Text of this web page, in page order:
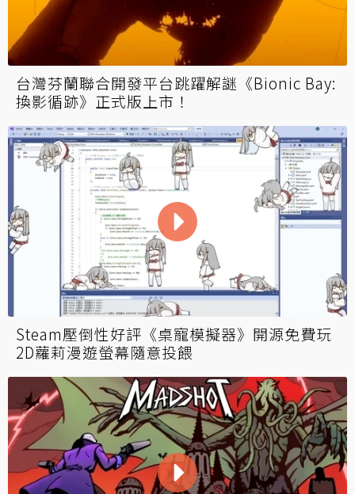
台灣芬蘭聯合開發平台跳躍解謎《Bionic Bay:
換影循跡》正式版上市！
Steam壓倒性好評《桌寵模擬器》開源免費玩
2D蘿莉漫遊螢幕隨意投餵